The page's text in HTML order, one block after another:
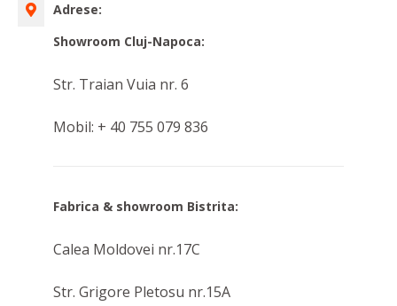
Adrese:
Showroom Cluj-Napoca:
Str. Traian Vuia nr. 6
Mobil: + 40 755 079 836
Fabrica & showroom Bistrita:
Calea Moldovei nr.17C
Str. Grigore Pletosu nr.15A